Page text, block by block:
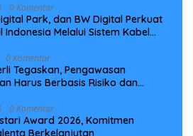
0 Komentar
Park, dan BW Digital Perkuat
Indonesia Melalui Sistem Kabel
0 Komentar
Tegaskan, Pengawasan
Harus Berbasis Risiko dan
0 Komentar
Award 2026, Komitmen
Berkelanjutan